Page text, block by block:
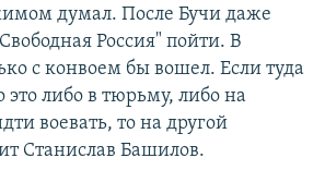
думал. После Бучи даже
Россия" пойти. В
с конвоем бы вошел. Если туда
это либо в тюрьму, либо на
воевать, то на другой
Станислав Башилов.